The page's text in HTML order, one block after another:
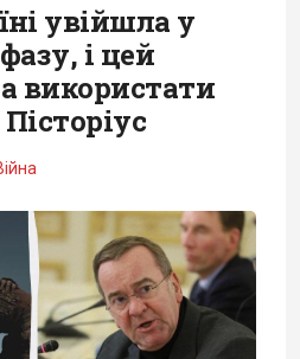
увійшла у
і цей
використати